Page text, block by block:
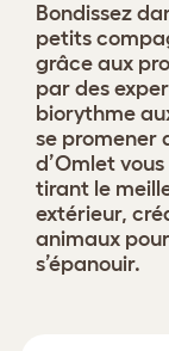
Bondissez
petits
grâce aux
par des
biorythme
se promener
d’Omlet
tirant le
extérieur,
animaux
s’épanouir.